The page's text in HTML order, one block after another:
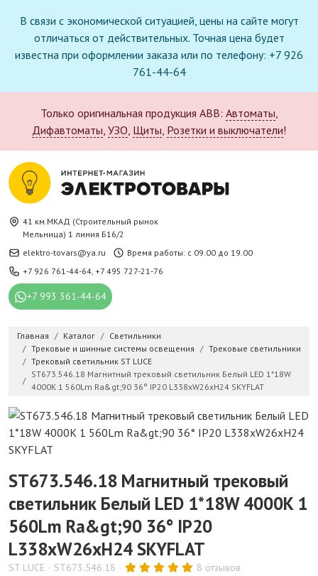
В связи с экономической ситуацией, цены на сайте могут
отличаться от действительных. Точная цена будет
известна при оформлении заказа или по телефону: +7 926
761-44-64
Только оригинальная продукция ABB: Автоматы,
Дифавтоматы, УЗО, Щиты, Розетки и выключатели!
41 км.МКАД (Строительный рынок
Мельница) 1 линия Б16/2
elektro-tovars@ya.ru
Время работы: с 09.00 до 19.00
+7 926 761-44-64, +7 495 727-21-76
+7 993 361-44-64
Главная Каталог
Светильники
Трековые и шинные системы освещения
Трековые светильники
Трековый светильник ST LUCE
ST673.546.18 Магнитный трековый светильник Белый LED 1*18W
4000K 1 560Lm Ra&gt;90 36° IP20 L338xW26xH24 SKYFLAT
ST673.546.18 Магнитный трековый
светильник Белый LED 1*18W 4000K 1
560Lm Ra&gt;90 36° IP20
L338xW26xH24 SKYFLAT
ST LUCE ST673.546.18 8 отзывов